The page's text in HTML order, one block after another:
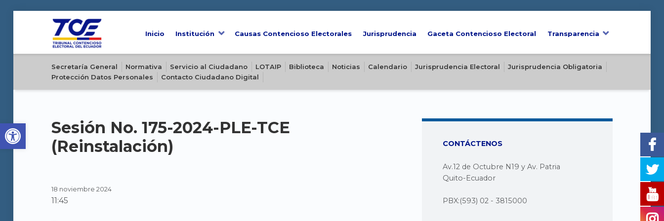
Open toolbar
Inicio Institución Causas Contencioso Electorales Jurisprudencia Gaceta Contencioso Electoral Transparencia
Secretaría General Normativa Servicio al Ciudadano LOTAIP Biblioteca Noticias Calendario Jurisprudencia Electoral
Jurisprudencia Obligatoria
Protección Datos Personales
Contacto Ciudadano Digital
Sesión No. 175-2024-PLE-TCE
(Reinstalación)
18 noviembre 2024
11:45
CONTÁCTENOS
Av.12 de Octubre N19 y Av. Patria
Quito-Ecuador
PBX:(593) 02 - 3815000